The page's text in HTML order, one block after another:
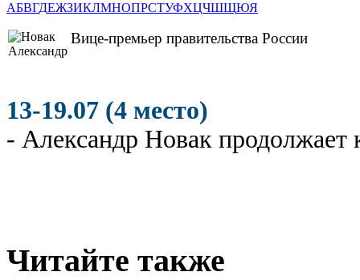
АБВГДЕЖЗИКЛМНОПРСТУФХЦЧШЩЮЯ
Вице-премьер правительства России
13-19.07 (4 место)
- Александр Новак продолжает
Читайте также